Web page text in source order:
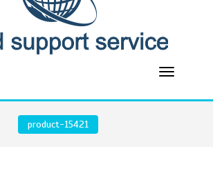
product-15421